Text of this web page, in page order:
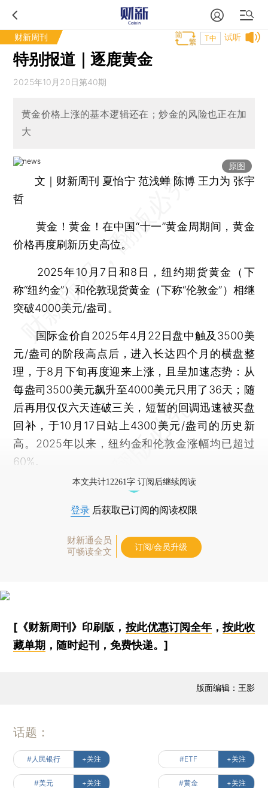
财新周刊 试听
T中
特别报道｜逐鹿黄金
2025年10月20日第40期
黄金价格上涨的基本逻辑还在；炒金的风险也正在加
大
原图
文｜财新周刊 夏怡宁 范浅蝉 陈博 王力为 张宇
哲
黄金！黄金！在中国“十一”黄金周期间，黄金
价格再度刷新历史高位。
2025年10月7日和8日，纽约期货黄金（下
称“纽约金”）和伦敦现货黄金（下称“伦敦金”）相继
突破4000美元/盎司。
国际金价自2025年4月22日盘中触及3500美
元/盎司的阶段高点后，进入长达四个月的横盘整
理，于8月下旬再度迎来上涨，且呈加速态势：从
每盎司3500美元飙升至4000美元只用了36天；随
后再用仅仅六天连破三关，短暂的回调迅速被买盘
回补，于10月17日站上4300美元/盎司的历史新
高。2025年以来，纽约金和伦敦金涨幅均已超过
60%。
本文共计12261字 订阅后继续阅读
登录 后获取已订阅的阅读权限
财新通会员
可畅读全文
订阅/会员升级
[《财新周刊》印刷版， 按此优惠订阅全年， 按此收
藏单期 ，随时起刊，免费快递。]
版面编辑：王影
话题：
#人民银行 +关注 #ETF +关注
#美元 +关注 #黄金 +关注